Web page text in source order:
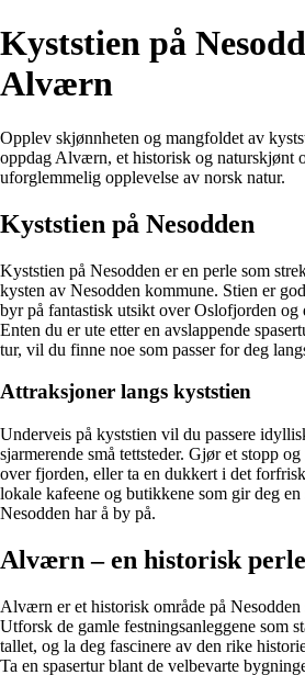
Kyststien på
Alværn
Opplev skjønnheten og mangfoldet av
oppdag Alværn, et historisk og naturskjønt
uforglemmelig opplevelse av norsk natur.
Kyststien på Nesodden
Kyststien på Nesodden er en perle som
kysten av Nesodden kommune. Stien er
byr på fantastisk utsikt over Oslofjorden og
Enten du er ute etter en avslappende
tur, vil du finne noe som passer for deg
Attraksjoner langs kyststien
Underveis på kyststien vil du passere
sjarmerende små tettsteder. Gjør et stopp
over fjorden, eller ta en dukkert i det
lokale kafeene og butikkene som gir deg en
Nesodden har å by på.
Alværn – en historisk perle
Alværn er et historisk område på
Utforsk de gamle festningsanleggene som
tallet, og la deg fascinere av den rike
Ta en spasertur blant de velbevarte